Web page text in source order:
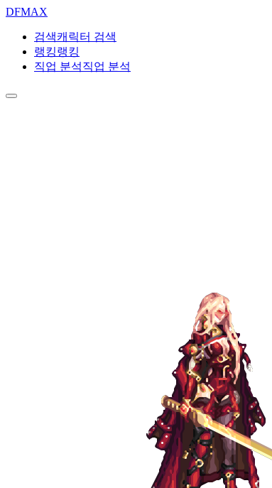
DFMAX
검색캐릭터 검색
랭킹랭킹
직업 분석직업 분석